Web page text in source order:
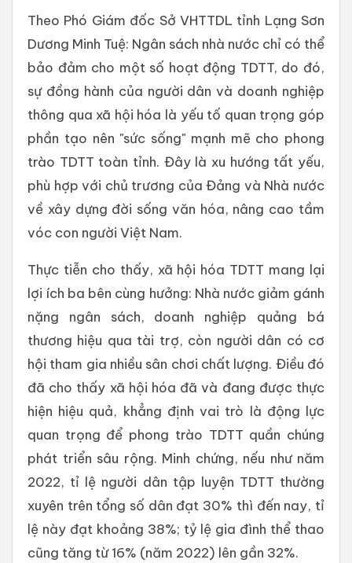
Theo Phó Giám đốc Sở VHTTDL tỉnh Lạng Sơn
Dương Minh Tuệ: Ngân sách nhà nước chỉ có thể
bảo đảm cho một số hoạt động TDTT, do đó,
sự đồng hành của người dân và doanh nghiệp
thông qua xã hội hóa là yếu tố quan trọng góp
phần tạo nên "sức sống" mạnh mẽ cho phong
trào TDTT toàn tỉnh. Đây là xu hướng tất yếu,
phù hợp với chủ trương của Đảng và Nhà nước
về xây dựng đời sống văn hóa, nâng cao tầm
vóc con người Việt Nam.
Thực tiễn cho thấy, xã hội hóa TDTT mang lại
lợi ích ba bên cùng hưởng: Nhà nước giảm gánh
nặng ngân sách, doanh nghiệp quảng bá
thương hiệu qua tài trợ, còn người dân có cơ
hội tham gia nhiều sân chơi chất lượng. Điều đó
đã cho thấy xã hội hóa đã và đang được thực
hiện hiệu quả, khẳng định vai trò là động lực
quan trọng để phong trào TDTT quần chúng
phát triển sâu rộng. Minh chứng, nếu như năm
2022, tỉ lệ người dân tập luyện TDTT thường
xuyên trên tổng số dân đạt 30% thì đến nay, tỉ
lệ này đạt khoảng 38%; tỷ lệ gia đình thể thao
cũng tăng từ 16% (năm 2022) lên gần 32%.